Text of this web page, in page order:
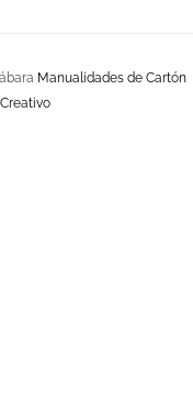
Manualidades de Cartón